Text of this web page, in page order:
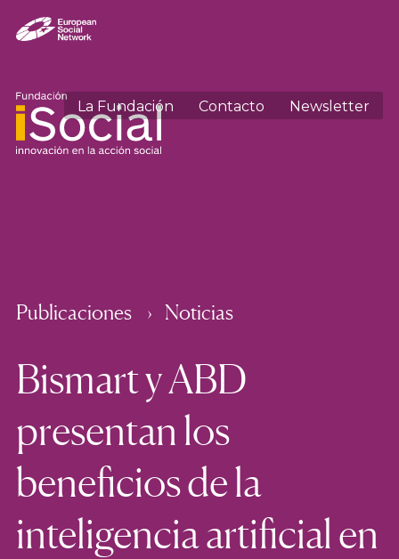
La Fundación Contacto Newsletter
Publicaciones Noticias
Bismart y ABD
presentan los
beneficios de la
inteligencia artificial en